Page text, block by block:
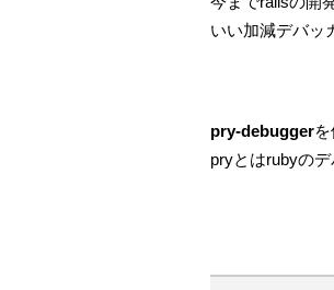
いい加減デバッ
pry-debugger
pryとはrubyの